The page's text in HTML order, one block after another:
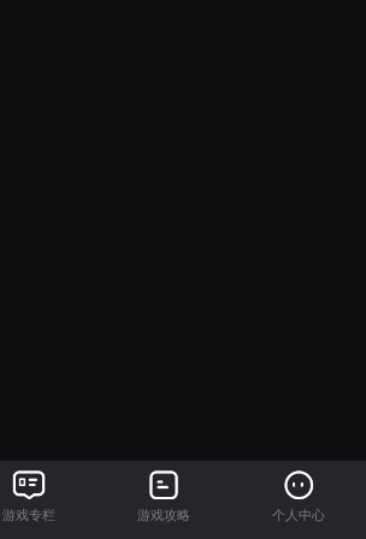
游戏专栏 游戏攻略 个人中心